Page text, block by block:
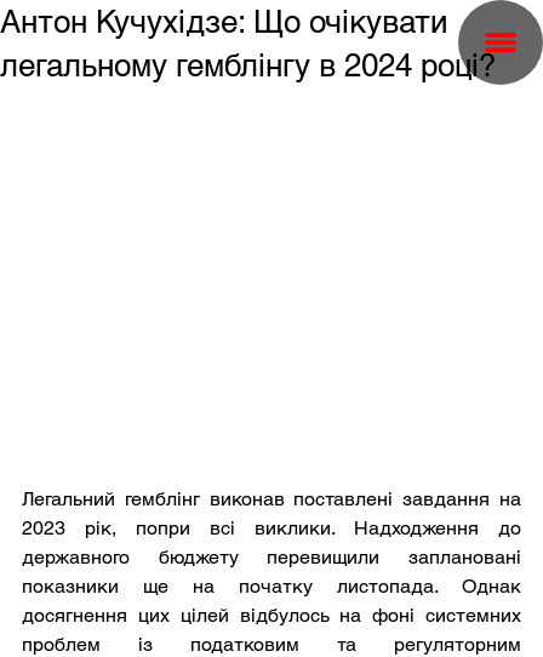
Антон Кучухідзе: Що очікувати
легальному гемблінгу в 2024 році?
Легальний гемблінг виконав поставлені завдання на
2023 рік, попри всі виклики. Надходження до
державного бюджету перевищили заплановані
показники ще на початку листопада. Однак
досягнення цих цілей відбулось на фоні системних
проблем із податковим та регуляторним